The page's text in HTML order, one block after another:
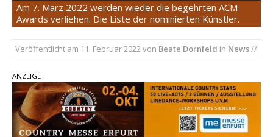
Randy Travis veröffentlicht mit „I Don’t Care“
einen weiteren Schatz aus dem Archiv
Danke für Euer Vertrauen: Country.de erreicht
Kacey Musgraves entführt Fans mit neuem
Video zu „Mexico Honey“
Carly Pearce hinterfragt den ständigen
Vergleich mit anderen
Am 7. März 2022 werden wieder die begehrten ACM
Awards verliehen. Die Liste der nominierten Künstler.
Veröffentlicht am 11. Februar 2022 von Beate Dornfeld in News//
ANZEIGE